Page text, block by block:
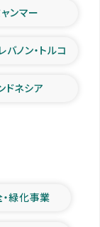
ャンマー
バノン・トルコ
ドネシア
緑化事業